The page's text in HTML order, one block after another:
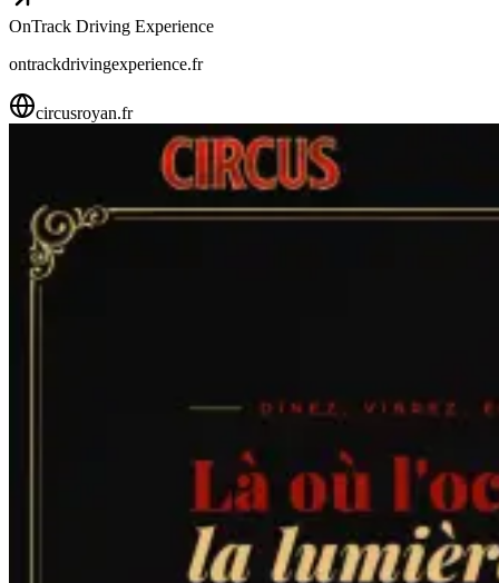
OnTrack Driving Experience
ontrackdrivingexperience.fr
circusroyan.fr